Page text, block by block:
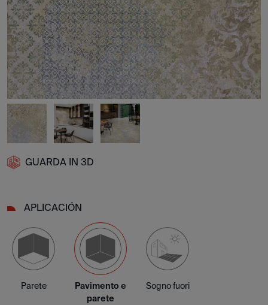
GUARDA IN 3D
APLICACIÓN
Parete
Pavimento e
parete
Sogno fuori